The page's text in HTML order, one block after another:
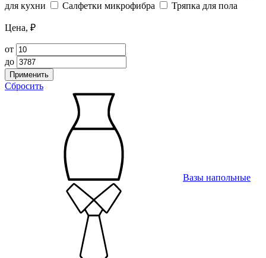
для кухни
Салфетки микрофибра Тряпка для пола
Цена, ₽
от
до
Применить
Сбросить
Вазы напольные